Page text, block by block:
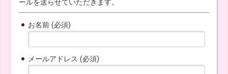
ールを送らせていただきます。
お名前 (必須)
メールアドレス (必須)